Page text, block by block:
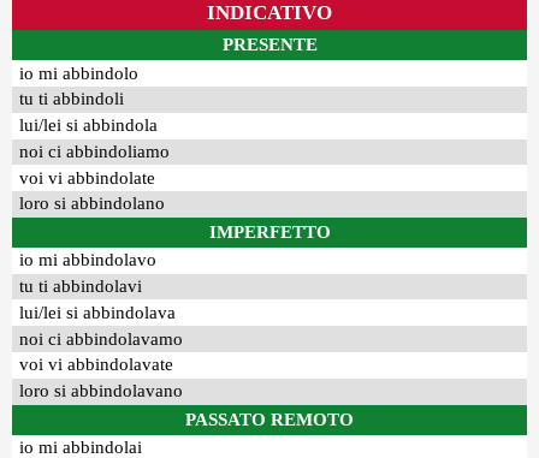
INDICATIVO
PRESENTE
io mi abbindolo
tu ti abbindoli
lui/lei si abbindola
noi ci abbindoliamo
voi vi abbindolate
loro si abbindolano
IMPERFETTO
io mi abbindolavo
tu ti abbindolavi
lui/lei si abbindolava
noi ci abbindolavamo
voi vi abbindolavate
loro si abbindolavano
PASSATO REMOTO
io mi abbindolai